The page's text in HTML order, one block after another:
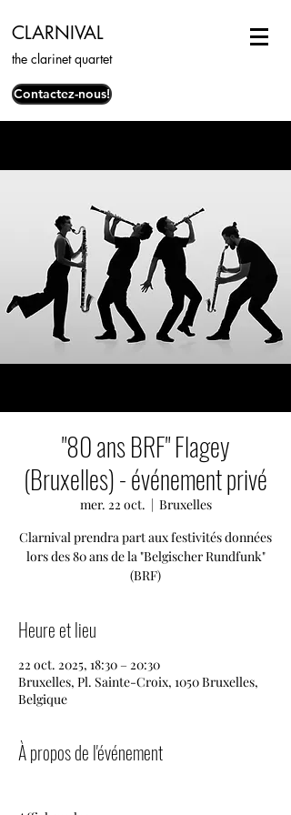
CLARNIVAL
the clarinet quartet
Contactez-nous!
"80 ans BRF" Flagey
(Bruxelles) - événement privé
mer. 22 oct.
  |
Bruxelles
Clarnival prendra part aux festivités données
lors des 80 ans de la "Belgischer Rundfunk"
(BRF)
Heure et lieu
22 oct. 2025, 18:30 – 20:30
Bruxelles, Pl. Sainte-Croix, 1050 Bruxelles,
Belgique
À propos de l'événement